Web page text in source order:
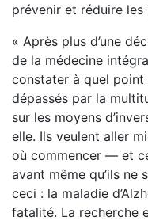
prévenir et réduire
« Après plus d’une
de la médecine
constater à quel point
dépassés par la
sur les moyens
elle. Ils veulent aller
où commencer — et
avant même qu’ils ne
ceci : la maladie
fatalité. La recherche